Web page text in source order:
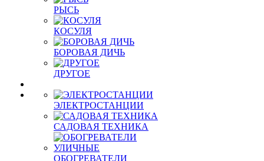
РЫСЬ
КОСУЛЯ
БОРОВАЯ ДИЧЬ
ДРУГОЕ
ЭЛЕКТРОСТАНЦИИ
САДОВАЯ ТЕХНИКА
ОБОГРЕВАТЕЛИ